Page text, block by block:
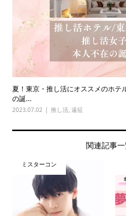
夏！東京・推し活にオススメのホテ
の誕...
2023.07.02 推し活, 遠征
関連記事
ミスターコン